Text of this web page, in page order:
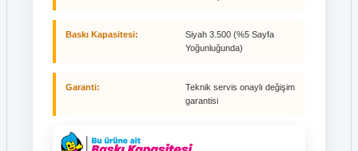
Baskı Kapasitesi:
Siyah 3.500 (%5 Sayfa
Yoğunluğunda)
Garanti:
Teknik servis onaylı değişim
garantisi